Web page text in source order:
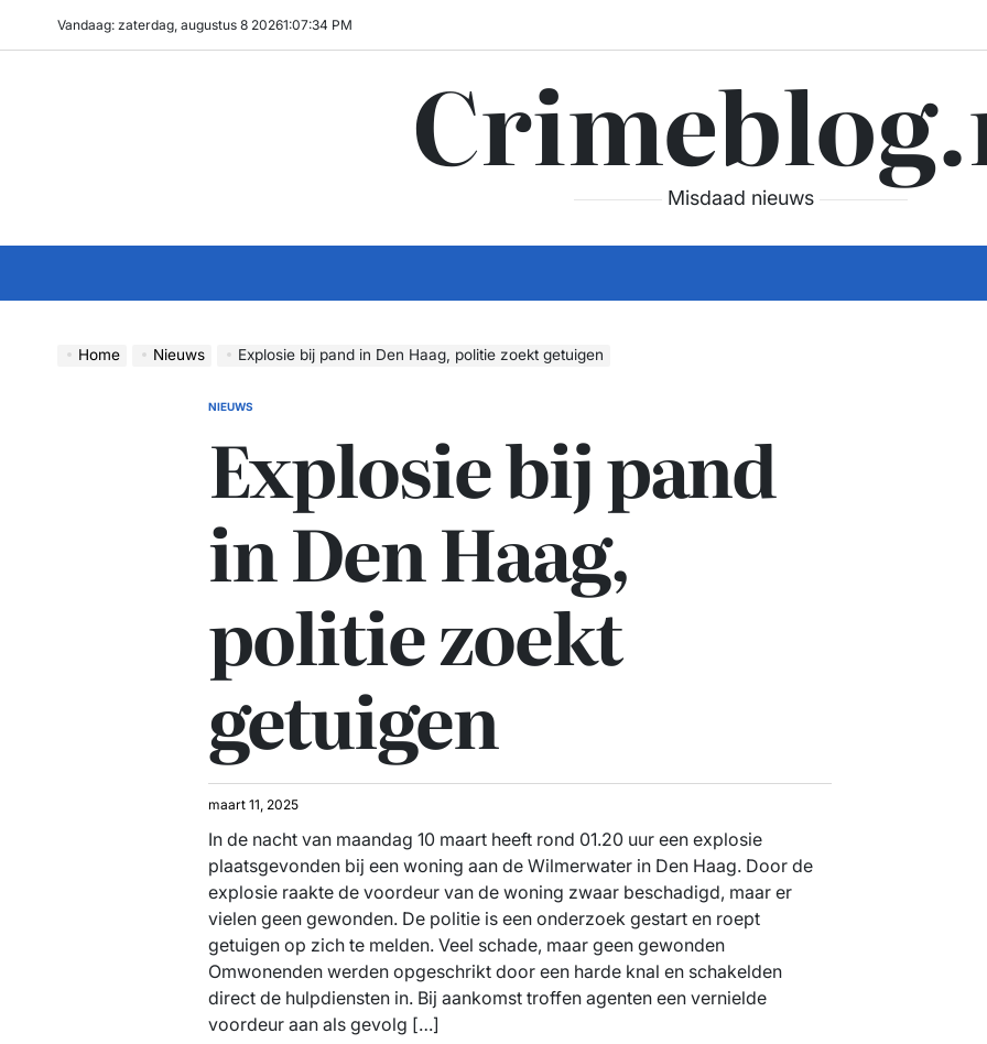
Vandaag: zaterdag, augustus 8 20261:07:35 PM
Misdaad nieuws
Home Nieuws Explosie bij pand in Den Haag, politie zoekt getuigen
GEPLAATST
NIEUWS
Explosie bij pand
in Den Haag,
politie zoekt
getuigen
maart 11, 2025
In de nacht van maandag 10 maart heeft rond 01.20 uur een explosie
plaatsgevonden bij een woning aan de Wilmerwater in Den Haag. Door de
explosie raakte de voordeur van de woning zwaar beschadigd, maar er
vielen geen gewonden. De politie is een onderzoek gestart en roept
getuigen op zich te melden. Veel schade, maar geen gewonden
Omwonenden werden opgeschrikt door een harde knal en schakelden
direct de hulpdiensten in. Bij aankomst troffen agenten een vernielde
voordeur aan als gevolg […]